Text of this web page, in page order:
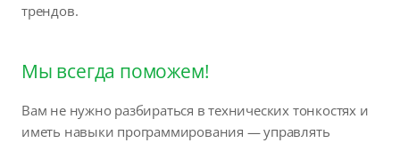
трендов.
Мы всегда поможем!
Вам не нужно разбираться в технических тонкостях и
иметь навыки программирования — управлять